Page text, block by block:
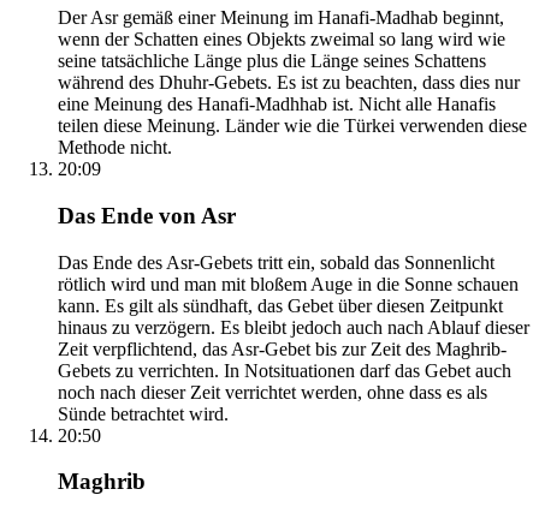
Der Asr gemäß einer Meinung im Hanafi-Madhab beginnt,
wenn der Schatten eines Objekts zweimal so lang wird wie
seine tatsächliche Länge plus die Länge seines Schattens
während des Dhuhr-Gebets. Es ist zu beachten, dass dies nur
eine Meinung des Hanafi-Madhhab ist. Nicht alle Hanafis
teilen diese Meinung. Länder wie die Türkei verwenden diese
Methode nicht.
20:09
Das Ende von Asr
Das Ende des Asr-Gebets tritt ein, sobald das Sonnenlicht
rötlich wird und man mit bloßem Auge in die Sonne schauen
kann. Es gilt als sündhaft, das Gebet über diesen Zeitpunkt
hinaus zu verzögern. Es bleibt jedoch auch nach Ablauf dieser
Zeit verpflichtend, das Asr-Gebet bis zur Zeit des Maghrib-
Gebets zu verrichten. In Notsituationen darf das Gebet auch
noch nach dieser Zeit verrichtet werden, ohne dass es als
Sünde betrachtet wird.
20:50
Maghrib